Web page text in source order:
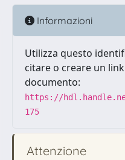
Informazioni
Utilizza questo
citare o creare un
documento:
https://
175
Attenzione